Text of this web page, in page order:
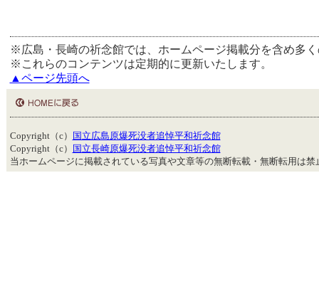
※広島・長崎の祈念館では、ホームページ掲載分を含め多
※これらのコンテンツは定期的に更新いたします。
▲ページ先頭へ
Copyright（c）
国立広島原爆死没者追悼平和祈念館
Copyright（c）
国立長崎原爆死没者追悼平和祈念館
当ホームページに掲載されている写真や文章等の無断転載・無断転用は禁